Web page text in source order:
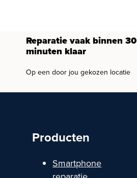
Reparatie vaak binnen 30
minuten klaar
Op een door jou gekozen locatie
Producten
Smartphone